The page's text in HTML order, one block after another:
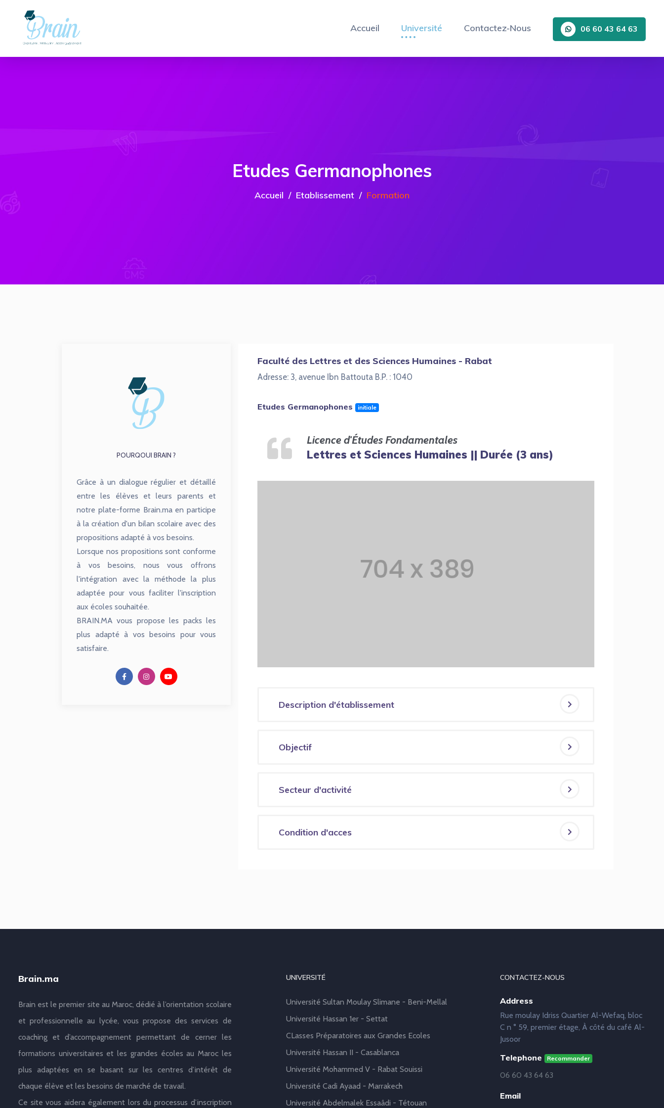
Accueil Université Contactez-Nous 06 60 43 64 63
Etudes Germanophones
Accueil Etablissement Formation
POURQOUI BRAIN ?
Grâce à un dialogue régulier et détaillé
entre les élèves et leurs parents et
notre plate-forme Brain.ma en participe
à la création d'un bilan scolaire avec des
propositions adapté à vos besoins.
Lorsque nos propositions sont conforme
à vos besoins, nous vous offrons
l'intégration avec la méthode la plus
adaptée pour vous faciliter l'inscription
aux écoles souhaitée.
BRAIN.MA vous propose les packs les
plus adapté à vos besoins pour vous
satisfaire.
Faculté des Lettres et des Sciences Humaines - Rabat
Adresse: 3, avenue Ibn Battouta B.P. : 1040
Etudes Germanophones initiale
Licence d'Études Fondamentales
Lettres et Sciences Humaines || Durée (3 ans)
Description d'établissement
Objectif
Secteur d'activité
Condition d'acces
Brain.ma
Brain est le premier site au Maroc, dédié à l’orientation scolaire
et professionnelle au lycée, vous propose des services de
coaching et d’accompagnement permettant de cerner les
formations universitaires et les grandes écoles au Maroc les
plus adaptées en se basant sur les centres d’intérêt de
chaque élève et les besoins de marché de travail.
Ce site vous aidera également lors du processus d’inscription
UNIVERSITÉ
Université Sultan Moulay Slimane - Beni-Mellal
Université Hassan 1er - Settat
CLasses Préparatoires aux Grandes Ecoles
Université Hassan II - Casablanca
Université Mohammed V - Rabat Souissi
Université Cadi Ayaad - Marrakech
Université Abdelmalek Essaâdi - Tétouan
CONTACTEZ-NOUS
Address
Rue moulay Idriss Quartier Al-Wefaq, bloc
C n ° 59, premier étage, À côté du café Al-
Jusoor
Telephone Recommander
06 60 43 64 63
Email